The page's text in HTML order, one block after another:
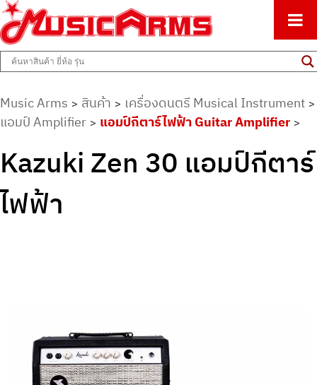
Music Arms
ศูนย์รวมครื่องดนตรีทุกชนิด ตั้งแต่เริ่มต้นถึงมืออาชีพ
Music Arms > สินค้า > เครื่องดนตรี Musical Instrument >
แอมป์ Amplifier > แอมป์กีตาร์ไฟฟ้า Guitar Amplifier >
Kazuki Zen 30 แอมป์กีตาร์
ไฟฟ้า